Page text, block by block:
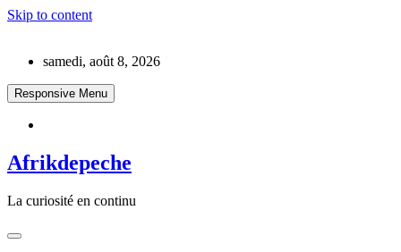
Skip to content
samedi, août 8, 2026
Responsive Menu
Afrikdepeche
La curiosité en continu